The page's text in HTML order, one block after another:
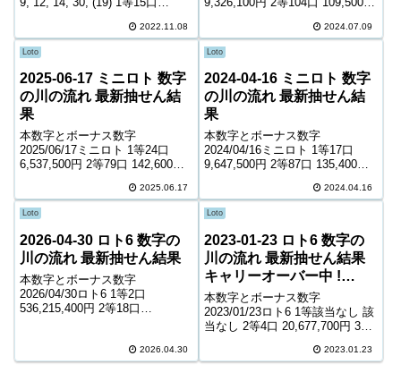
3等1,976口 10,500円 ...2022.11.08
800円 ＊抽せんの結果は最終的
に発売元の発表のものと照合し
て下さい。...
2024.07.09
Loto
2025-06-17 ミニロト 数字
の川の流れ 最新抽せん結
果
本数字とボーナス数字
2025/06/17ミニロト 1等24口
6,537,500円 2等79口 142,600円
口 1,100円 ＊抽せんの結果は最
終的に発売元の発表のものと照
合して下さ...
2025.06.17
Loto
2024-04-16 ミニロト 数字
の川の流れ 最新抽せん結
果
本数字とボーナス数字
2024/04/16ミニロト 1等17口
9,647,500円 2等87口 135,400円
1,000円 ＊抽せんの結果は最終的
に発売元の発表のものと照合し
て下さい...
2024.04.16
Loto
2026-04-30 ロト6 数字の
川の流れ 最新抽せん結果
本数字とボーナス数字
2026/04/30ロト6 1等2口
536,215,400円 2等18口
口 1,000円 キャリーオーバー ...
2026.04.30
Loto
2023-01-23 ロト6 数字の
川の流れ 最新抽せん結果
キャリーオーバー中 !
498,062,325円
本数字とボーナス数字
2023/01/23ロト6 1等該当なし 該
当なし 2等4口 20,677,700円 3等
7,500円 5等198,360口 1,000円
2023.01.23